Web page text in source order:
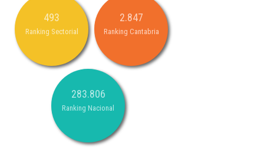
493
Ranking Sectorial
2.847
Ranking Cantabria
283.806
Ranking Nacional